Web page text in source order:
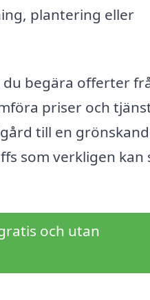
plantering eller
du begära offerter
priser och
till en
som verkligen kan
och utan